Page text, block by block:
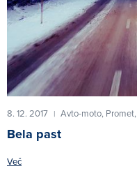
8. 12. 2017 | Avto-moto, Promet,
Bela past
Več